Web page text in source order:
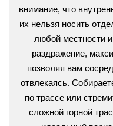
внимание, что
их нельзя носить
любой местности
раздражение,
позволяя вам
отвлекаясь.
по трассе или
сложной горной